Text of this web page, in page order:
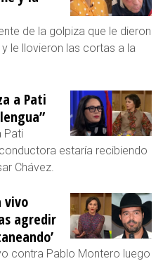
de la golpiza que le dieron
le llovieron las cortas a la
a Pati
Pati
estaría recibiendo
Chávez.
vivo
agredir
contra Pablo Montero luego